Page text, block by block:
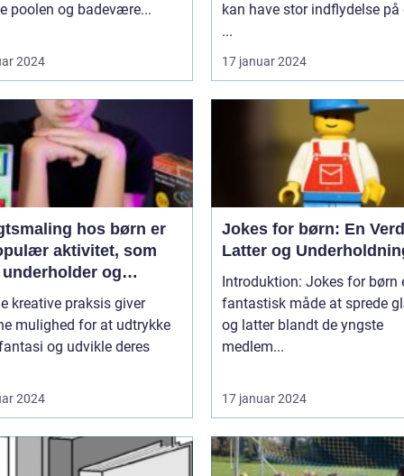
poolen og badevære...
2024
kan have stor indflydelse på
...
17 januar 2024
hos børn er
aktivitet, som
underholder og
de små
kreative praksis giver
mulighed for at udtrykke
og udvikle deres
2024
Jokes for børn: En
Latter og
Introduktion: Jokes for børn
fantastisk måde at sprede
og latter blandt de yngste
medlem...
17 januar 2024